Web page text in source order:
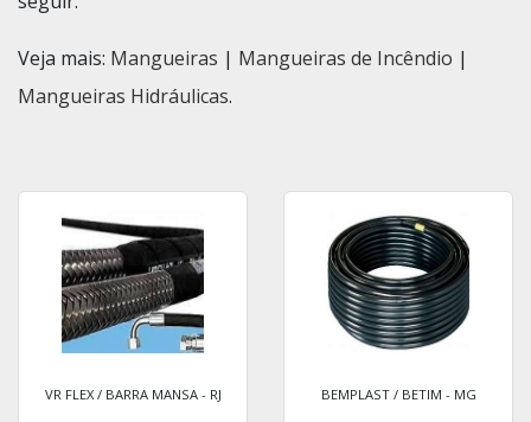
Veja mais: Mangueiras | Mangueiras de Incêndio |
Mangueiras Hidráulicas.
VR FLEX / BARRA MANSA - RJ BEMPLAST / BETIM - MG